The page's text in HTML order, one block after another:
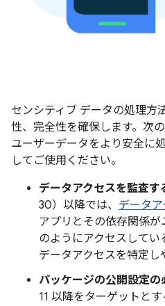
センシティブ データの処理方
性、完全性を確保します。次
ユーザーデータをより安全に
してご使用ください。
データアクセスを監査す
30）以降では、 データ
アプリとその依存関係
のようにアクセスして
データアクセスを特定し
パッケージの公開設定
11 以降をターゲットと